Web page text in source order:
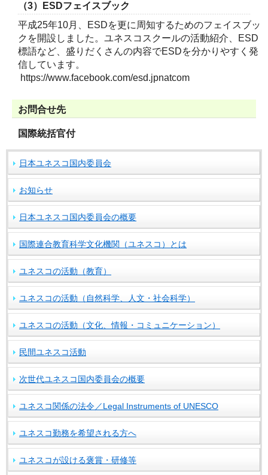
（3）ESDフェイスブック
平成25年10月、ESDを更に周知するためのフェイスブッ
クを開設しました。ユネスコスクールの活動紹介、ESD
標語など、盛りだくさんの内容でESDを分かりやすく発
信しています。
https://www.facebook.com/esd.jpnatcom
お問合せ先
国際統括官付
日本ユネスコ国内委員会
お知らせ
日本ユネスコ国内委員会の概要
国際連合教育科学文化機関（ユネスコ）とは
ユネスコの活動（教育）
ユネスコの活動（自然科学、人文・社会科学）
ユネスコの活動（文化、情報・コミュニケーション）
民間ユネスコ活動
次世代ユネスコ国内委員会の概要
ユネスコ関係の法令／Legal Instruments of UNESCO
ユネスコ勤務を希望される方へ
ユネスコが設ける褒賞・研修等